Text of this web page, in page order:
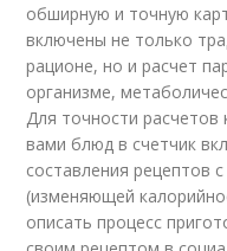
обширную и точную
включены не только
рационе, но и расчет
организме,
Для точности расчетов
вами блюд в счетчик
составления рецептов
(изменяющей
описать процесс